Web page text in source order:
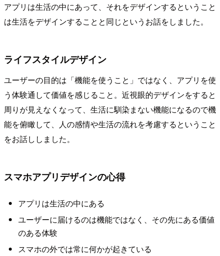
アプリは生活の中にあって、それをデザインするということ
は生活をデザインすることと同じというお話をしました。
ライフスタイルデザイン
ユーザーの目的は「機能を使うこと」ではなく、アプリを使
う体験通して価値を感じること。近視眼的デザインをすると
周りが見えなくなって、生活に馴染まない機能になるので機
能を俯瞰して、人の感情や生活の流れを考慮するということ
をお話ししました。
スマホアプリデザインの心得
アプリは生活の中にある
ユーザーに届けるのは機能ではなく、その先にある価値
のある体験
スマホの外では常に何かが起きている